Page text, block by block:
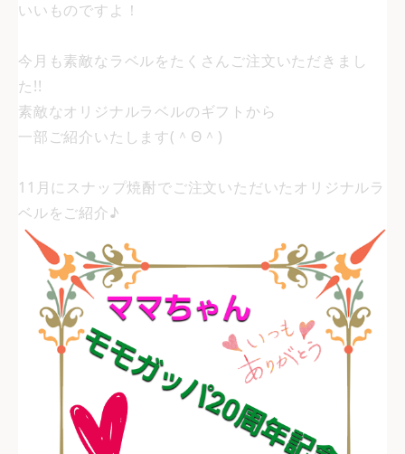
いいものですよ！
今月も素敵なラベルをたくさんご注文いただきまし
た!!
素敵なオリジナルラベルのギフトから
一部ご紹介いたします(＾Θ＾)
11月にスナップ焼酎でご注文いただいたオリジナルラ
ベルをご紹介♪